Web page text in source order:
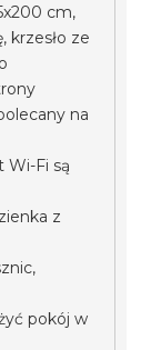
cm,
krzesło ze
na
Wi-Fi są
z
pokój w